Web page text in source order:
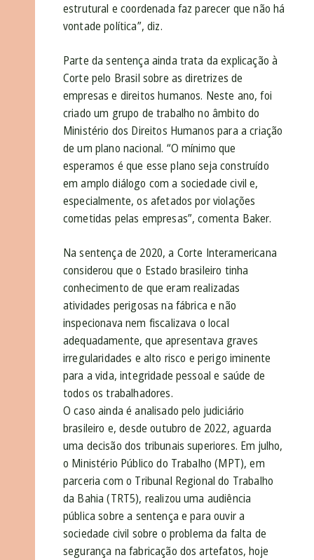
estrutural e coordenada faz parecer que não há
vontade política”, diz.
Parte da sentença ainda trata da explicação à
Corte pelo Brasil sobre as diretrizes de
empresas e direitos humanos. Neste ano, foi
criado um grupo de trabalho no âmbito do
Ministério dos Direitos Humanos para a criação
de um plano nacional. “O mínimo que
esperamos é que esse plano seja construído
em amplo diálogo com a sociedade civil e,
especialmente, os afetados por violações
cometidas pelas empresas”, comenta Baker.
Na sentença de 2020, a Corte Interamericana
considerou que o Estado brasileiro tinha
conhecimento de que eram realizadas
atividades perigosas na fábrica e não
inspecionava nem fiscalizava o local
adequadamente, que apresentava graves
irregularidades e alto risco e perigo iminente
para a vida, integridade pessoal e saúde de
todos os trabalhadores.
O caso ainda é analisado pelo judiciário
brasileiro e, desde outubro de 2022, aguarda
uma decisão dos tribunais superiores. Em julho,
o Ministério Público do Trabalho (MPT), em
parceria com o Tribunal Regional do Trabalho
da Bahia (TRT5), realizou uma audiência
pública sobre a sentença e para ouvir a
sociedade civil sobre o problema da falta de
segurança na fabricação dos artefatos, hoje